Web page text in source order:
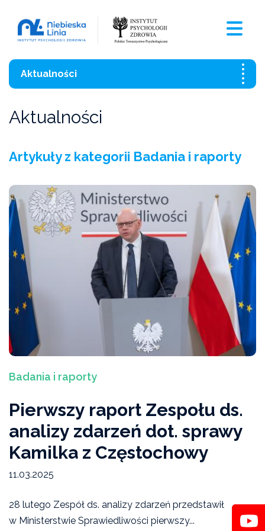
Aktualności
Czasopismo
Aktualności
Czarna Księga Ofiar Przemocy Domowej 2021
Wzory pism
Ekspertyzy, interpelacje, opinie
Bieżący numer
Studium Przeciwdziałania Przemocy Domowej I
stopnia
Wydarzenia
Artykuły „Niebieskiej Linii"
Wiadomości Niebieskiej Linii
Akcje, konferencje, kampanie
Badania i raporty
Aktualności
Artykuły z kategorii Badania i raporty
Badania i raporty
Pierwszy raport Zespołu ds.
analizy zdarzeń dot. sprawy
Kamilka z Częstochowy
11.03.2025
28 lutego Zespół ds. analizy zdarzeń przedstawił
w Ministerstwie Sprawiedliwości pierwszy...